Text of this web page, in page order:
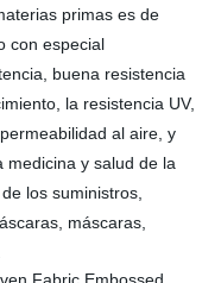
primas es de
con especial
buena resistencia
la resistencia UV,
al aire, y
medicina y salud de la
los suministros,
máscaras,